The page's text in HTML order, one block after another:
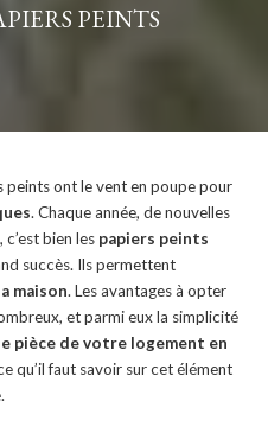
PEINTS
peints ont le vent en poupe pour
. Chaque année, de nouvelles
bien les papiers peints
succès. Ils permettent
maison. Les avantages à opter
et parmi eux la simplicité
pièce de votre logement en
qu’il faut savoir sur cet élément